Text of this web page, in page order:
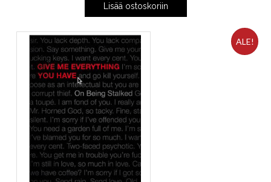
Lisää ostoskoriin
ALE!